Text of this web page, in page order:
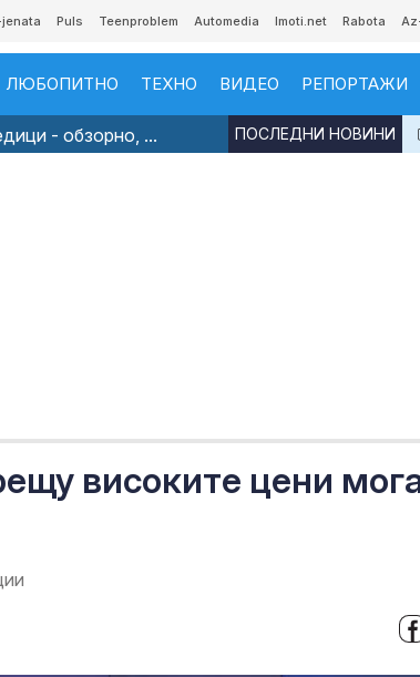
Puls Teenproblem Automedia Imoti.net Rabota
ЛЮБОПИТНО ТЕХНО ВИДЕО РЕПОРТАЖИ
- обзорно, ... ПОСЛЕДНИ НОВИНИ
високите цени